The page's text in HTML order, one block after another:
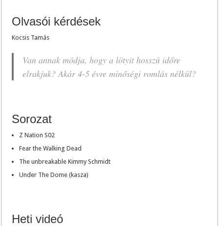
Olvasói kérdések
Kocsis Tamás
Van annak módja, hogy a lötyit hosszú időre
elrakjuk? Akár 4-5 évre minőségi romlás nélkül?
Sorozat
Z Nation S02
Fear the Walking Dead
The unbreakable Kimmy Schmidt
Under The Dome (kasza)
Heti videó